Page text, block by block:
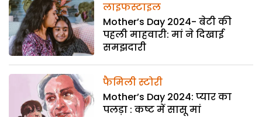
लाइफस्टाइल
Mother’s Day 2024- बेटी की
पहली माहवारी: मां ने दिखाई
समझदारी
फैमिली स्टोरी
Mother’s Day 2024: प्यार का
पलड़ा : कष्ट में सासू मां